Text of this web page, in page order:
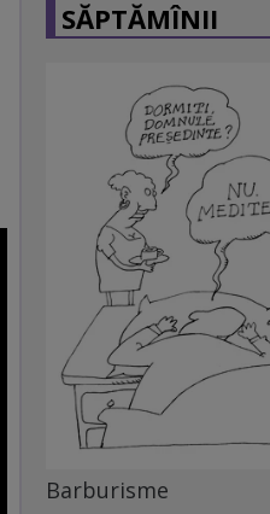
SĂPTĂMÎNII
Barburisme